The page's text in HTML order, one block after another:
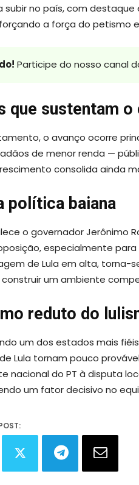
subir no país, com destaque
a força do petismo
Participe do nosso canal
que sustentam
o avanço ocorre
de menor renda —
consolida ainda
política baiana
o governador Jerônimo
especialmente
de Lula em alta,
um ambiente
reduto do
um dos estados mais
Lula tornam pouco
nacional do PT à disputa
um fator decisivo no